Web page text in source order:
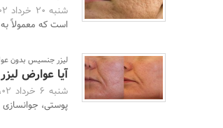
شنبه 20 خرداد 02، 22:59 -
است که معمولاً
لیزر جنسیس بدون
آیا عوارض
شنبه 6 خرداد 02، 21:06 -
پوستی،